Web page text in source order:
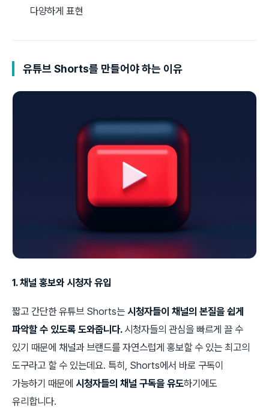
다양하게 표현
유튜브 Shorts를 만들어야 하는 이유
1. 채널 홍보와 시청자 유입
짧고 간단한 유튜브 Shorts는 시청자들이 채널의 본질을 쉽게
파악할 수 있도록 도와줍니다. 시청자들의 관심을 빠르게 끌 수
있기 때문에 채널과 브랜드를 자연스럽게 홍보할 수 있는 최고의
도구라고 할 수 있는데요. 특히, Shorts에서 바로 구독이
가능하기 때문에 시청자들의 채널 구독을 유도하기에도
유리합니다.